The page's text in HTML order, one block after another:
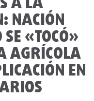
NACIÓN
«TOCÓ»
AGRÍCOLA
EN